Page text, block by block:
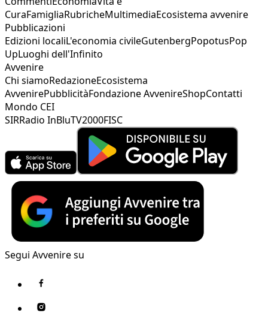
CuraFamigliaRubricheMultimediaEcosistema avvenire
Pubblicazioni
Edizioni localiL'economia civileGutenbergPopotusPop
UpLuoghi dell'Infinito
Avvenire
Chi siamoRedazioneEcosistema
AvvenirePubblicitàFondazione AvvenireShopContatti
Mondo CEI
SIRRadio InBluTV2000FISC
Segui Avvenire su